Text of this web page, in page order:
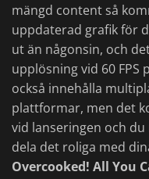
mängd content så
uppdaterad grafik för
ut än någonsin, och
upplösning vid 60 FPS
också innehålla
plattformar, men det
vid lanseringen och
dela det roliga med
Overcooked! All You